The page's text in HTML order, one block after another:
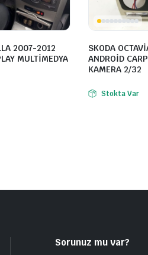
2007-2012
MULTİMEDYA
SKODA
ANDROİD
KAMERA 2/32
Stokta Var
Sorunuz mu var?